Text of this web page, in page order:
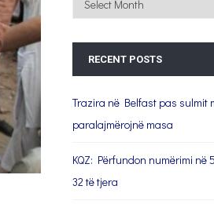
RECENT POSTS
Trazira në Belfast pas sulmit
paralajmërojnë masa
KQZ: Përfundon numërimi në
32 të tjera